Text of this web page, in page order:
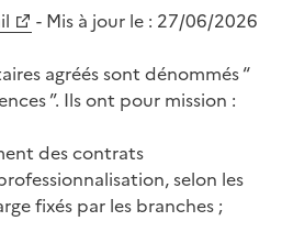
- Mis à jour le : 27/06/2026
agréés sont dénommés “
”. Ils ont pour mission :
des contrats
selon les
fixés par les branches ;